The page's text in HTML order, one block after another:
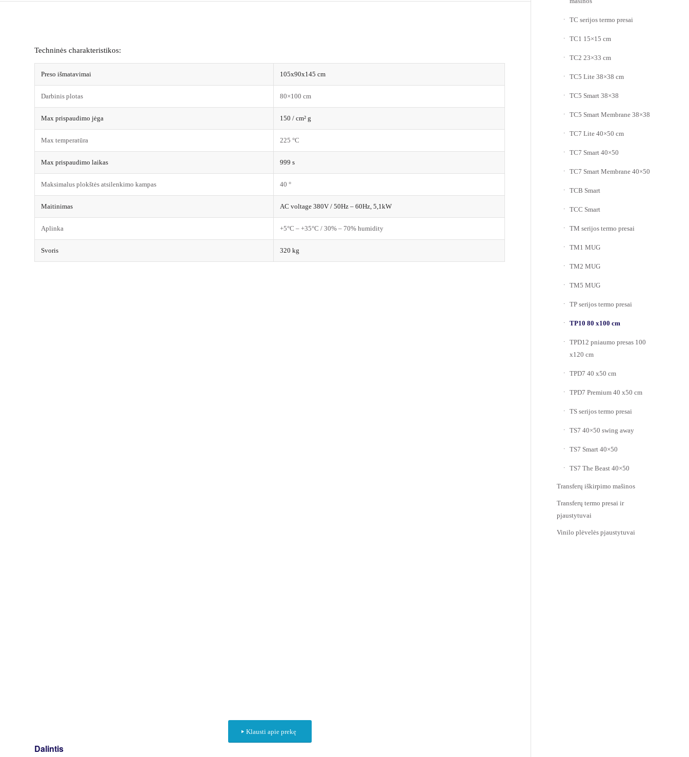
Techninės charakteristikos:
Preso išmatavimai 105x90x145 cm
Darbinis plotas 80×100 cm
Max prispaudimo jėga 150 / cm² g
Max temperatūra 225 °C
Max prispaudimo laikas 999 s
Maksimalus plokštės atsilenkimo kampas 40 °
Maitinimas AC voltage 380V / 50Hz – 60Hz, 5,1kW
Aplinka +5°C – +35°C / 30% – 70% humidity
Svoris 320 kg
Klausti apie prekę
Dalintis
TC serijos termo presai
TC1 15×15 cm
TC2 23×33 cm
TC5 Lite 38×38 cm
TC5 Smart 38×38
TC5 Smart Membrane 38×38
TC7 Lite 40×50 cm
TC7 Smart 40×50
TC7 Smart Membrane 40×50
TCB Smart
TCC Smart
TM serijos termo presai
TM1 MUG
TM2 MUG
TM5 MUG
TP serijos termo presai
TP10 80 x100 cm
TPD12 pniaumo presas 100
x120 cm
TPD7 40 x50 cm
TPD7 Premium 40 x50 cm
TS serijos termo presai
TS7 40×50 swing away
TS7 Smart 40×50
TS7 The Beast 40×50
Transferų iškirpimo mašinos
Transferų termo presai ir
pjaustytuvai
Vinilo plėvelės pjaustytuvai